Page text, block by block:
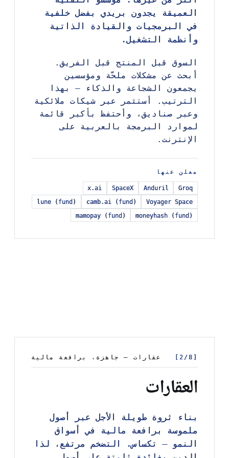
العميقة يجدون بريدي بفضل خلفية
في البرمجيات والقيادة الذاتية
وأنظمة التشغيل.
السوق قبل المنتج قبل الفريق.
أبحث عن مشكلات ملحّة ومؤسسين
يجمعون الشجاعة والذكاء — بهذا
الترتيب. أستثمر عبر شيكات ملائكية
وعبر صناديق، وأحتفظ بأكبر قائمة
لموارد البرمجة بالعربية على
الإنترنت.
معلن عنها
Groq
Anduril
SpaceX
x.ai
Voyager Space
camb.ai (fund)
lune (fund)
moneyhash (fund)
mamopay (fund)
عقارات — جاهزة، برافعة مالية
العقارات
بناء ثروة طويلة الأجل عبر أصول
ملموسة برافعة مالية في أسواق
النمو — تكساس. التضخم مرتفع، لذا
العميقة يجدون بريدي بفضل خلفية
في البرمجيات والقيادة الذاتية
وأنظمة التشغيل.
السوق قبل المنتج قبل الفريق.
أبحث عن مشكلات ملحّة ومؤسسين
يجمعون الشجاعة والذكاء — بهذا
الترتيب. أستثمر عبر شيكات ملائكية
وعبر صناديق، وأحتفظ بأكبر قائمة
لموارد البرمجة بالعربية على
الإنترنت.
معلن عنها
Groq
Anduril
SpaceX
x.ai
Voyager Space
camb.ai (fund)
lune (fund)
moneyhash (fund)
mamopay (fund)
عقارات — جاهزة، برافعة مالية
بناء ثروة طويلة الأجل عبر أصول
ملموسة برافعة مالية في أسواق
النمو — تكساس. التضخم مرتفع، لذا